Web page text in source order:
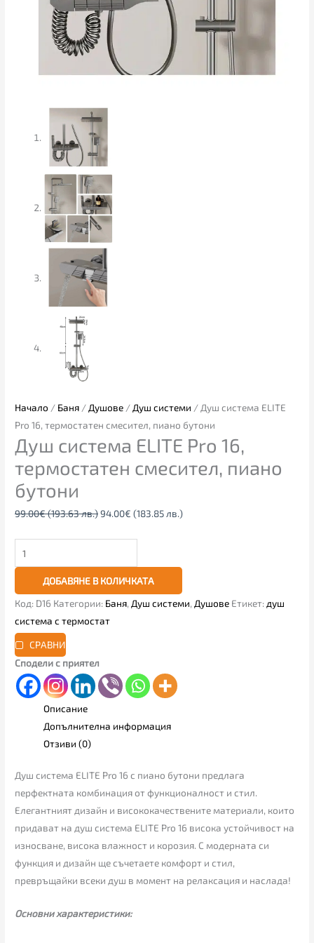
Начало / Баня / Душове / Душ системи / Душ система ELITE
Pro 16, термостатен смесител, пиано бутони
Душ система ELITE Pro 16,
термостатен смесител, пиано
бутони
99.00€(193.63 лв.)94.00€ (183.85 лв.)
ДОБАВЯНЕ В КОЛИЧКАТА
Код: D16 Категории: Баня, Душ системи, Душове Етикет: душ
система с термостат
СРАВНИ
Сподели с приятел
Описание
Допълнителна информация
Отзиви (0)
Душ система ELITE Pro 16 с пиано бутони предлага
перфектната комбинация от функционалност и стил.
Елегантният дизайн и висококачествените материали, които
придават на душ система ELITE Pro 16 висока устойчивост на
износване, висока влажност и корозия. С модерната си
функция и дизайн ще съчетаете комфорт и стил,
превръщайки всеки душ в момент на релаксация и наслада!
Основни характеристики: